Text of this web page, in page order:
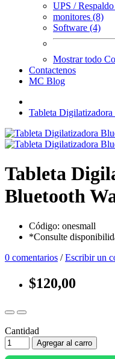
UPS /
monitores (8)
Software (4)
Mostrar todo
Contactenos
MC Blog
Tableta
Tableta
Bluetooth
Código: onesmall
*Consulte
0 comentarios /Escribir un
$120,00
Cantidad
Agregar al carro